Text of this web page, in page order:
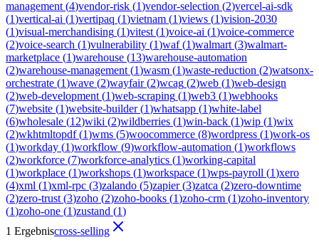
management (4)vendor-risk (1)vendor-selection (2)vercel-ai-sdk
(1)vertical-ai (1)vertipaq (1)vietnam (1)views (1)vision-2030
(1)visual-merchandising (1)vitest (1)voice-ai (1)voice-commerce
(2)voice-search (1)vulnerability (1)waf(1)walmart (3)walmart-
marketplace (1)warehouse (13)warehouse-automation
(2)warehouse-management (1)wasm (1)waste-reduction (2)watsonx-
orchestrate (1)wave (2)wayfair(2)wcag (2)web (1)web-design
(2)web-development (1)web-scraping (1)web3 (1)webhooks
(7)website (1)website-builder(1)whatsapp (1)white-label
(6)wholesale (12)wiki (2)wildberries (1)win-back (1)wip (1)wix
(2)wkhtmltopdf(1)wms (5)woocommerce (8)wordpress (1)work-os
(1)workday (1)workflow (9)workflow-automation (1)workflows
(2)workforce (7)workforce-analytics (1)working-capital
(1)workplace (1)workshops (1)workspace (1)wps-payroll (1)xero
(4)xml (1)xml-rpc (3)zalando (5)zapier(3)zatca (2)zero-downtime
(2)zero-trust (3)zoho (2)zoho-books (1)zoho-crm (1)zoho-inventory
(1)zoho-one (1)zustand (1)
1 Ergebniscross-selling